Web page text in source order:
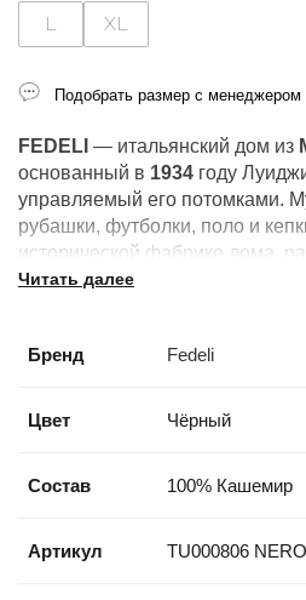
FEDELI — итальянский дом из
основанный в 1934 году
управляемый его потомками.
рубашки, футболки, поло и
исторической фабрике дома,
более девяноста лет.
Читать далее
Бренд Fedeli
Цвет Чёрный
Состав 100% Кашемир
Артикул TU000806 NERO
L XL
Подобрать размер с менеджером